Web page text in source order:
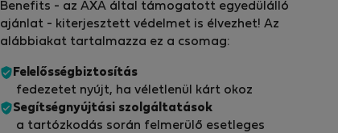
Benefits - az AXA által támogatott egyedülálló
ajánlat - kiterjesztett védelmet is élvezhet! Az
alábbiakat tartalmazza ez a csomag:
Felelősségbiztosítás
fedezetet nyújt, ha véletlenül kárt okoz
Segítségnyújtási szolgáltatások
a tartózkodás során felmerülő esetleges